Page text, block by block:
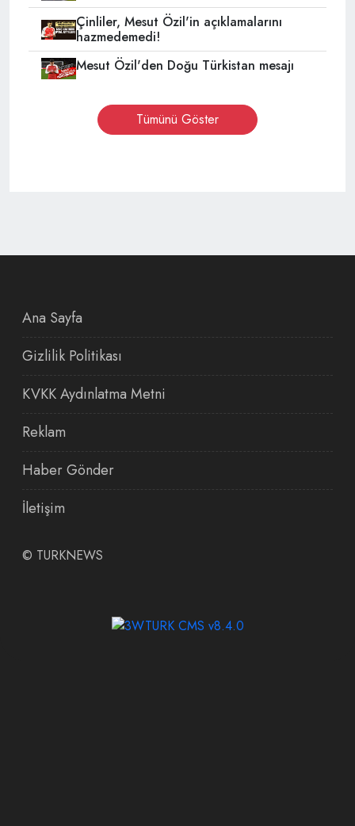
Çinliler, Mesut Özil'in açıklamalarını
hazmedemedi!
Mesut Özil'den Doğu Türkistan mesajı
Tümünü Göster
Ana Sayfa
Gizlilik Politikası
KVKK Aydınlatma Metni
Reklam
Haber Gönder
İletişim
© TURKNEWS